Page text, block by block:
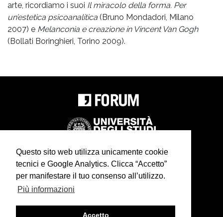
Questo sito web utilizza unicamente cookie
tecnici e Google Analytics. Clicca “Accetto”
per manifestare il tuo consenso all’utilizzo.
Più informazioni
Accetto
arte, ricordiamo i suoi Il miracolo della forma. Per
un’estetica psicoanalitica (Bruno Mondadori, Milano
2007) e Melanconia e creazione in Vincent Van Gogh
(Bollati Boringhieri, Torino 2009).
In collaborazione con
cdm associati